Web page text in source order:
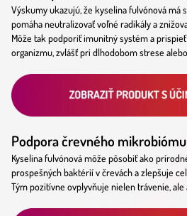
Výskumy ukazujú, že kyselina fulvónová má
pomáha neutralizovať voľné radikály a
Môže tak podporiť imunitný systém a
organizmu, zvlášť pri dlhodobom strese
Podpora črevného mikrobiómu
Kyselina fulvónová môže pôsobiť ako
prospešných baktérií v črevách a zlepšuje
Tým pozitívne ovplyvňuje nielen trávenie,